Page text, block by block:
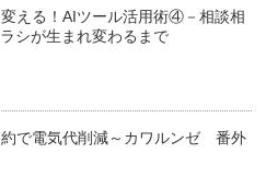
える！AIツール活用術④－相談相
シが生まれ変わるまで
で電気代削減～カワルンゼ 番外